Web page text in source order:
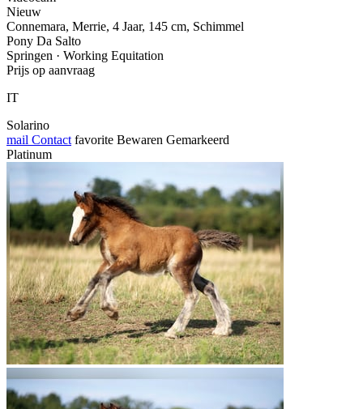
Nieuw
Connemara, Merrie, 4 Jaar, 145 cm, Schimmel
Pony Da Salto
Springen · Working Equitation
Prijs op aanvraag
IT
Solarino
mail Contact favorite Bewaren Gemarkeerd
Platinum